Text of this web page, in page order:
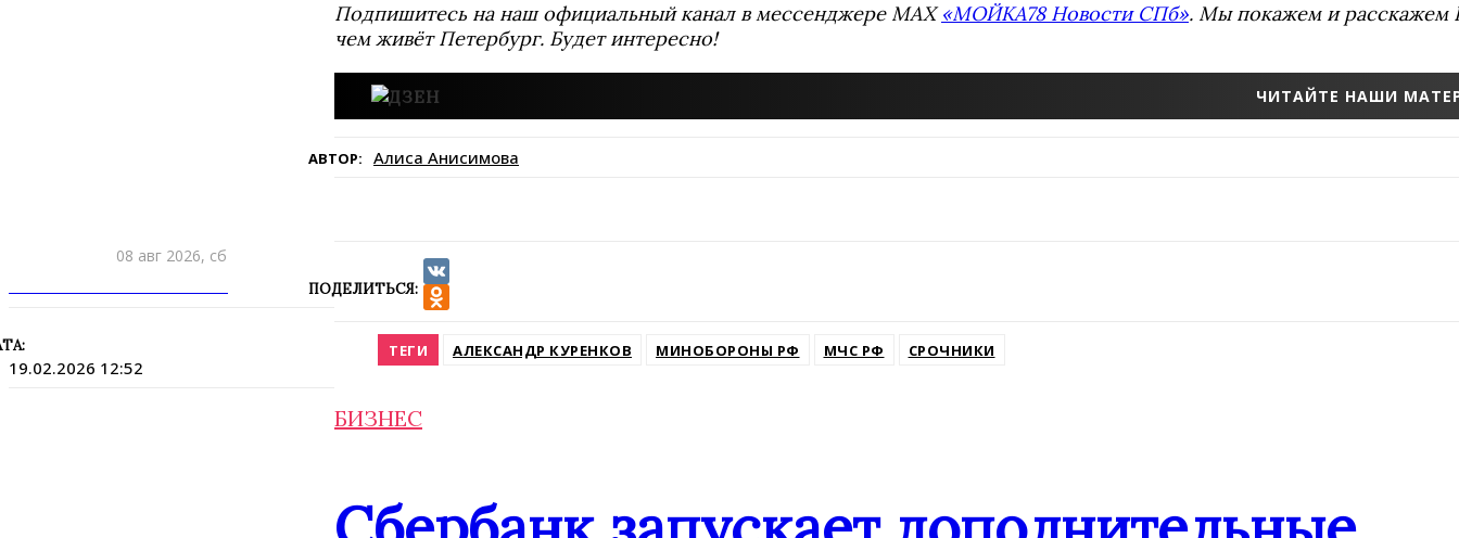
08 авг 2026, сб
19.02.2026 12:52
Подпишитесь на наш официальный канал в мессенджере MAX«МОЙКА78 Новости СПб». Мы покажем и расскажем
чем живёт Петербург. Будет интересно!
ЧИТАЙТЕ НАШИ
АВТОР: Алиса Анисимова
ПОДЕЛИТЬСЯ:
VK
ТЕГИ АЛЕКСАНДР КУРЕНКОВ МИНОБОРОНЫ РФ МЧС РФ СРОЧНИКИ
БИЗНЕС